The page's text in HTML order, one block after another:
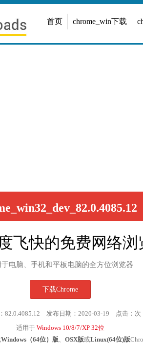
首页 chrome_win下载
飞快的免费网络浏
电脑、手机和平板电脑的全方位浏览器
下载Chrome
82.0.4085.12 发布日期：2020-03-19 点击： 次
适用于 Windows 10/8/7/XP 32位
Windows（64位）版、 OSX版或Linux(64位)版